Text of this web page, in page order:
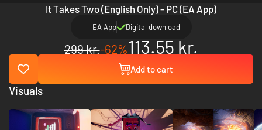
It Takes Two (English Only) - PC (EA App)
EA App Digital download
299 kr.-62%113.55 kr.
Add to cart
Visuals